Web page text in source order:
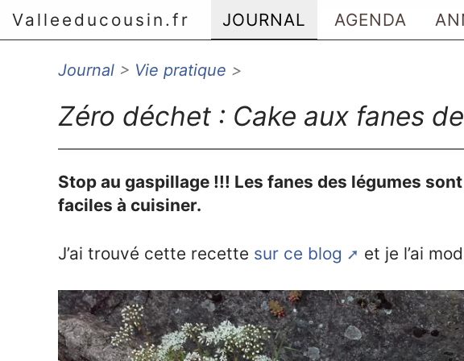
Valleeducousin.fr JOURNAL AGENDA
Aller au menu principal
Aller au menu secondaire
Journal > Vie pratique >
Zéro déchet : Cake aux fanes
Stop au gaspillage !!! Les fanes des légumes
faciles à cuisiner.
J’ai trouvé cette recette sur ce blog et je l’ai